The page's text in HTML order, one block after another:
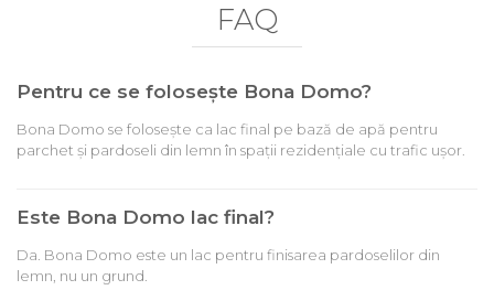
FAQ
Pentru ce se folosește Bona Domo?
Bona Domo se folosește ca lac final pe bază de apă pentru
parchet și pardoseli din lemn în spații rezidențiale cu trafic ușor.
Este Bona Domo lac final?
Da. Bona Domo este un lac pentru finisarea pardoselilor din
lemn, nu un grund.